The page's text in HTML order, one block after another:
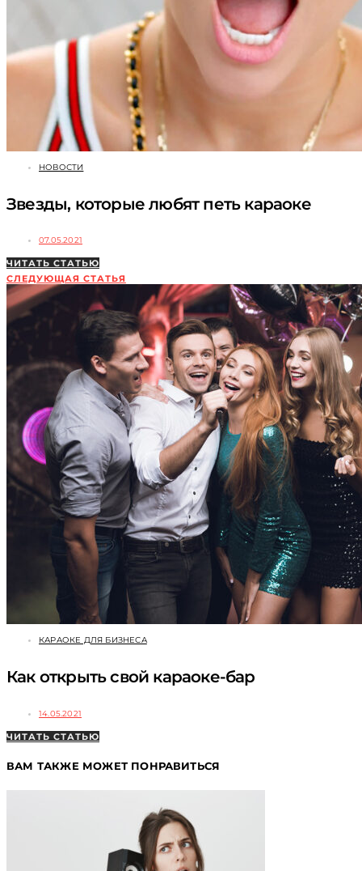
НОВОСТИ
Звезды, которые любят петь караоке
07.05.2021
ЧИТАТЬ СТАТЬЮ
СЛЕДУЮЩАЯ СТАТЬЯ
КАРАОКЕ ДЛЯ БИЗНЕСА
Как открыть свой караоке-бар
14.05.2021
ЧИТАТЬ СТАТЬЮ
ВАМ ТАКЖЕ МОЖЕТ ПОНРАВИТЬСЯ